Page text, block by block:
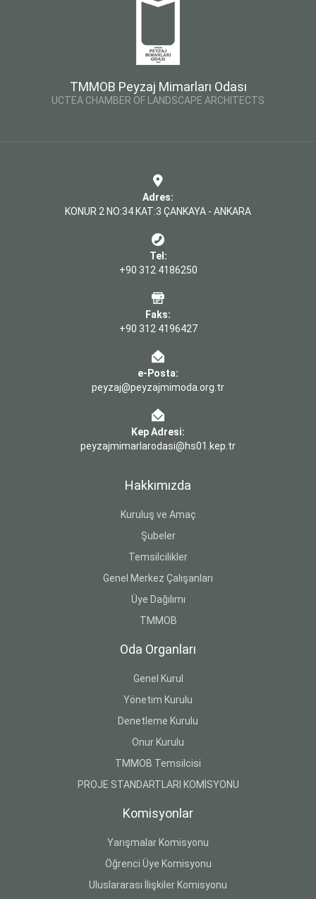
TMMOB Peyzaj Mimarları Odası
UCTEA CHAMBER OF LANDSCAPE ARCHITECTS
Adres:
KONUR 2 NO:34 KAT:3 ÇANKAYA - ANKARA
Tel:
+90 312 4186250
Faks:
+90 312 4196427
e-Posta:
peyzaj@peyzajmimoda.org.tr
Kep Adresi:
peyzajmimarlarodasi@hs01.kep.tr
Hakkımızda
Kuruluş ve Amaç
Şubeler
Temsilcilikler
Genel Merkez Çalışanları
Üye Dağılımı
TMMOB
Oda Organları
Genel Kurul
Yönetim Kurulu
Denetleme Kurulu
Onur Kurulu
TMMOB Temsilcisi
PROJE STANDARTLARI KOMİSYONU
Komisyonlar
Yarışmalar Komisyonu
Öğrenci Üye Komisyonu
Uluslararası İlişkiler Komisyonu